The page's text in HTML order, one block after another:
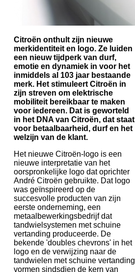
Citroën onthult zijn nieuwe
merkidentiteit en logo. Ze luiden
een nieuw tijdperk van durf,
emotie en dynamiek in voor het
inmiddels al 103 jaar bestaande
merk. Het stimuleert Citroën in
zijn streven om elektrische
mobiliteit bereikbaar te maken
voor iedereen. Dat is geworteld
in het DNA van Citroën, dat staat
voor betaalbaarheid, durf en het
welzijn van de klant.
Het nieuwe Citroën-logo is een
nieuwe interpretatie van het
oorspronkelijke logo dat oprichter
André Citroën gebruikte. Dat logo
was geïnspireerd op de
succesvolle producten van zijn
eerste onderneming, een
metaalbewerkingsbedrijf dat
tandwielsystemen met schuine
vertanding produceerde. De
bekende 'doubles chevrons' in het
logo en de verwijzing naar de
tandwielen met schuine vertanding
vormen sindsdien de kern van